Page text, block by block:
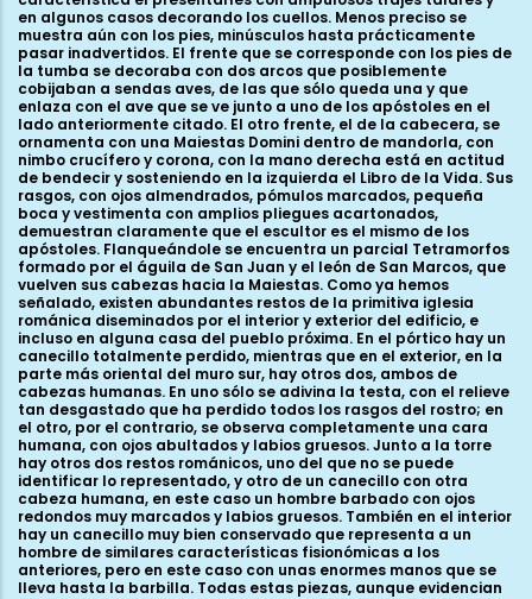
en algunos casos decorando los cuellos. Menos preciso se
muestra aún con los pies, minúsculos hasta prácticamente
pasar inadvertidos. El frente que se corresponde con los pies de
la tumba se decoraba con dos arcos que posiblemente
cobijaban a sendas aves, de las que sólo queda una y que
enlaza con el ave que se ve junto a uno de los apóstoles en el
lado anteriormente citado. El otro frente, el de la cabecera, se
ornamenta con una Maiestas Domini dentro de mandorla, con
nimbo crucífero y corona, con la mano derecha está en actitud
de bendecir y sosteniendo en la izquierda el Libro de la Vida. Sus
rasgos, con ojos almendrados, pómulos marcados, pequeña
boca y vestimenta con amplios pliegues acartonados,
demuestran claramente que el escultor es el mismo de los
apóstoles. Flanqueándole se encuentra un parcial Tetramorfos
formado por el águila de San Juan y el león de San Marcos, que
vuelven sus cabezas hacia la Maiestas. Como ya hemos
señalado, existen abundantes restos de la primitiva iglesia
románica diseminados por el interior y exterior del edificio, e
incluso en alguna casa del pueblo próxima. En el pórtico hay un
canecillo totalmente perdido, mientras que en el exterior, en la
parte más oriental del muro sur, hay otros dos, ambos de
cabezas humanas. En uno sólo se adivina la testa, con el relieve
tan desgastado que ha perdido todos los rasgos del rostro; en
el otro, por el contrario, se observa completamente una cara
humana, con ojos abultados y labios gruesos. Junto a la torre
hay otros dos restos románicos, uno del que no se puede
identificar lo representado, y otro de un canecillo con otra
cabeza humana, en este caso un hombre barbado con ojos
redondos muy marcados y labios gruesos. También en el interior
hay un canecillo muy bien conservado que representa a un
hombre de similares características fisionómicas a los
anteriores, pero en este caso con unas enormes manos que se
lleva hasta la barbilla. Todas estas piezas, aunque evidencian